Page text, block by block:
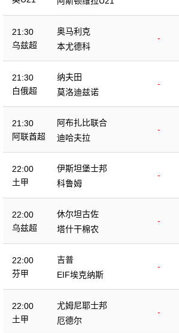
21:30
乌兹超
奥马利克
-
本尤德科
21:30
白俄超
纳夫田
-
莫洛迪兹诺
21:30
阿联酋超
阿布扎比联合
-
迪哈夫拉
22:00
土甲
伊斯坦堡士邦
-
科鲁姆
22:00
乌兹超
休尔坦古佐
-
塔什干棉农
22:00
芬甲
吉普
-
EIF埃克纳斯
22:00
土甲
尤姆尼耶士邦
-
厄德尔